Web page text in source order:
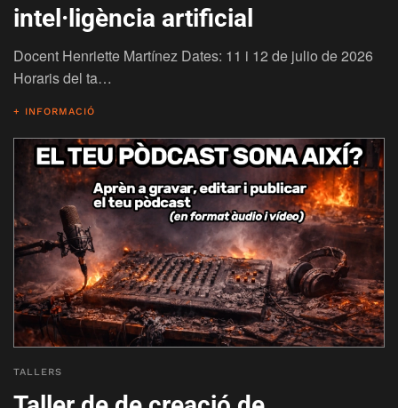
intel·ligència artificial
Docent Henriette Martínez Dates: 11 i 12 de julio de 2026
Horaris del ta…
+ INFORMACIÓ
TALLERS